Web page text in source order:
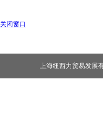
关闭窗口
上海纽西力贸易发展